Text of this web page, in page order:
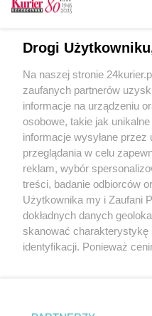
2023 - luty (3)
2022 - grudzień (2)
2022 - październik (2)
2022 - wrzesień (2)
2022 - sierpień (3)
2022 - lipiec (2)
2022 - czerwiec (2)
2022 - maj (3)
2022 - kwiecień (2)
2022 - marzec (3)
Drogi
Na naszej stronie
zaufanych partnerów
informacje na urządzeniu
osobowe, takie jak
informacje wysyłane
przeglądania w celu
reklam, wybór
treści, badanie odbiorców
Użytkownika my i Zaufani
dokładnych danych
skanować charakterystykę
identyfikacji. Ponieważ
prywatności znajdujący